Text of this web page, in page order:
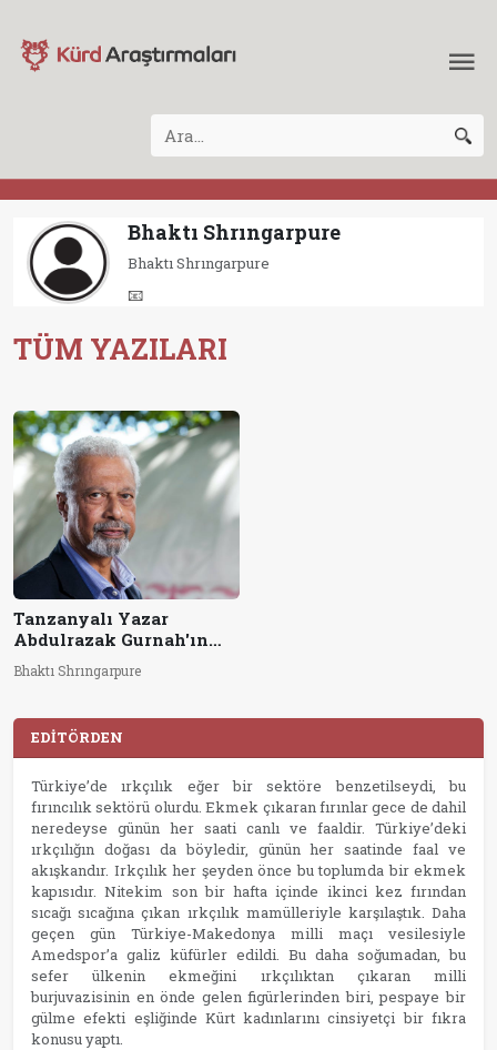
Bhaktı Shrıngarpure
Bhaktı Shrıngarpure
📧
TÜM YAZILARI
Tanzanyalı Yazar
Abdulrazak Gurnah'ın
Nobel Edebiyat Ödülü
Neden Önemlidir?
Bhaktı Shrıngarpure
EDİTÖRDEN
Türkiye’de ırkçılık eğer bir sektöre benzetilseydi, bu
fırıncılık sektörü olurdu. Ekmek çıkaran fırınlar gece de dahil
neredeyse günün her saati canlı ve faaldir. Türkiye’deki
ırkçılığın doğası da böyledir, günün her saatinde faal ve
akışkandır. Irkçılık her şeyden önce bu toplumda bir ekmek
kapısıdır. Nitekim son bir hafta içinde ikinci kez fırından
sıcağı sıcağına çıkan ırkçılık mamülleriyle karşılaştık. Daha
geçen gün Türkiye-Makedonya milli maçı vesilesiyle
Amedspor’a galiz küfürler edildi. Bu daha soğumadan, bu
sefer ülkenin ekmeğini ırkçılıktan çıkaran milli
burjuvazisinin en önde gelen figürlerinden biri, pespaye bir
gülme efekti eşliğinde Kürt kadınlarını cinsiyetçi bir fıkra
konusu yaptı.